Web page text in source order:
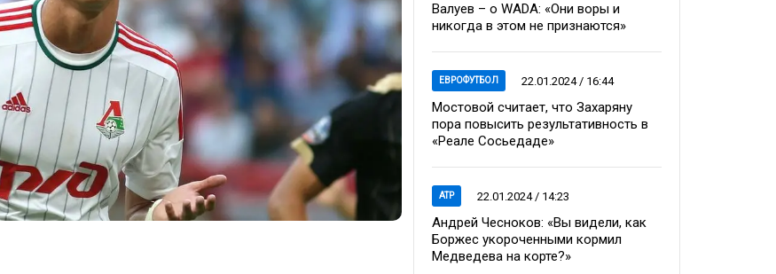
Валуев – о WADA: «Они воры и
никогда в этом не признаются»
ЕВРОФУТБОЛ 22.01.2024 / 16:44
Мостовой считает, что Захаряну
пора повысить результативность в
«Реале Сосьедаде»
ATP 22.01.2024 / 14:23
Андрей Чесноков: «Вы видели, как
Боржес укороченными кормил
Медведева на корте?»